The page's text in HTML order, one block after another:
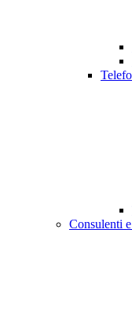
Consulenti